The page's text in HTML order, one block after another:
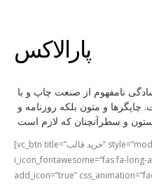
پارالاکس
نامفهوم از صنعت چاپ و با
و متون بلکه روزنامه و
و سطرآنچنان که لازم است
[vc_btn title=”خرید قالب” style=”modern” i_align=”right”
i_icon_fontawesome=”fas fa-long-
add_icon=”true”